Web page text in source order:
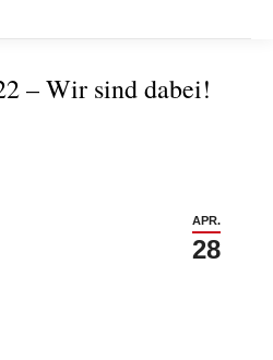
– Wir sind dabei!
APR.
28